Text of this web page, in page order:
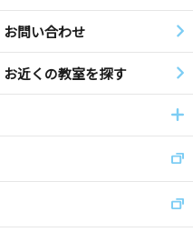
お問い合わせ
お近くの教室を探す